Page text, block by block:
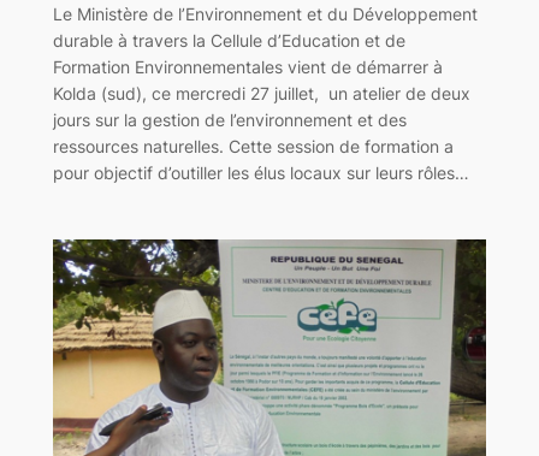
Le Ministère de l’Environnement et du Développement
durable à travers la Cellule d’Education et de
Formation Environnementales vient de démarrer à
Kolda (sud), ce mercredi 27 juillet, un atelier de deux
jours sur la gestion de l’environnement et des
ressources naturelles. Cette session de formation a
pour objectif d’outiller les élus locaux sur leurs rôles…